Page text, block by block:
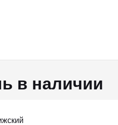
в наличии